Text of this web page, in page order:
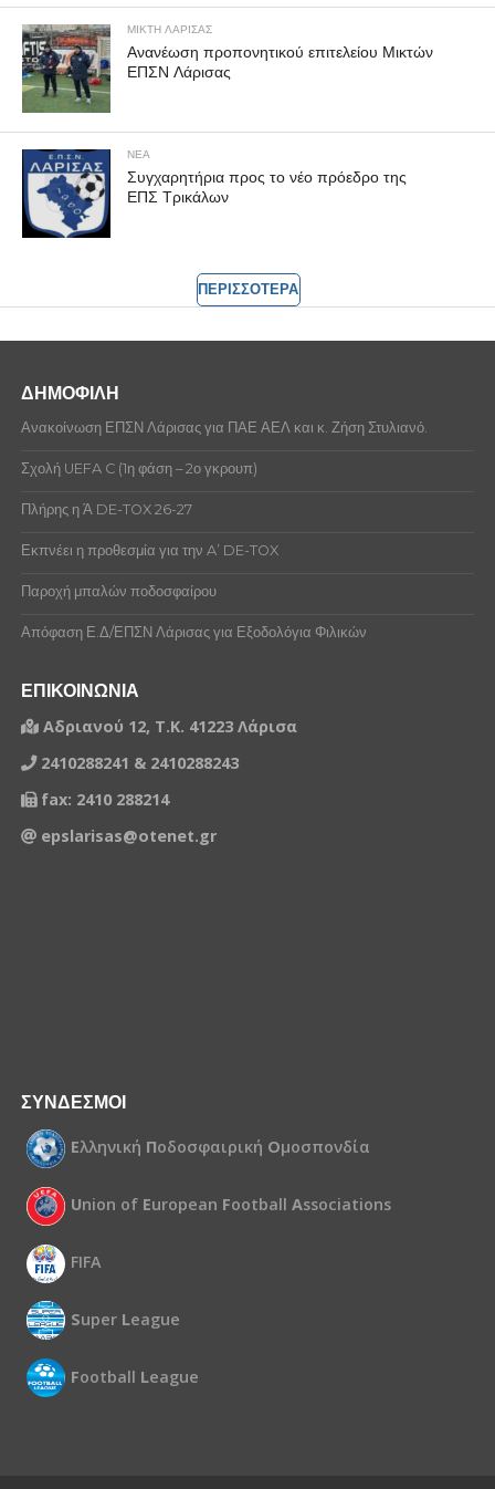
ΜΙΚΤΗ ΛΑΡΙΣΑΣ
Ανανέωση προπονητικού επιτελείου Μικτών
ΕΠΣΝ Λάρισας
ΝΕΑ
Συγχαρητήρια προς το νέο πρόεδρο της
ΕΠΣ Τρικάλων
ΠΕΡΙΣΣΟΤΕΡΑ
ΔΗΜΟΦΙΛΗ
Ανακοίνωση ΕΠΣΝ Λάρισας για ΠΑΕ ΑΕΛ και κ. Ζήση Στυλιανό.
Σχολή UEFA C (1η φάση – 2ο γκρουπ)
Πλήρης η Ά DE-TOX 26-27
Εκπνέει η προθεσμία για την A’ DE-TOX
Παροχή μπαλών ποδοσφαίρου
Απόφαση Ε.Δ/ΕΠΣΝ Λάρισας για Εξοδολόγια Φιλικών
ΕΠΙΚΟΙΝΩΝΙΑ
Αδριανού 12, Τ.Κ. 41223 Λάρισα
2410288241 & 2410288243
fax: 2410 288214
epslarisas@otenet.gr
ΣΥΝΔΕΣΜΟΙ
Ελληνική Ποδοσφαιρική Ομοσπονδία
Union of European Football Associations
FIFA
Super League
Football League